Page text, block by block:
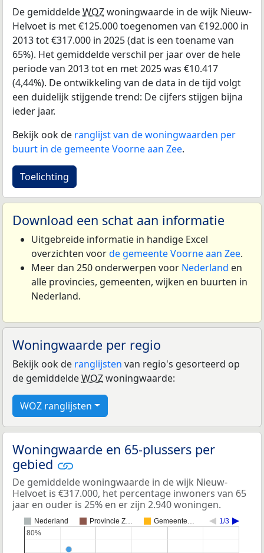
De gemiddeldeWOZwoningwaarde in de wijk Nieuw-
Helvoet is met €125.000 toegenomen van €192.000 in
2013 tot €317.000 in 2025 (dat is een toename van
65%). Het gemiddelde verschil per jaar over de hele
periode van 2013 tot en met 2025 was €10.417
(4,44%). De ontwikkeling van de data in de tijd volgt
een duidelijk stijgende trend: De cijfers stijgen bijna
ieder jaar.
Bekijk ook de ranglijst van de woningwaarden per
buurt in de gemeente Voorne aan Zee.
Toelichting
Download een schat aan informatie
Uitgebreide informatie in handige Excel
overzichten voorde gemeente Voorne aan Zee.
Meer dan 250 onderwerpen voor Nederland en
alle provincies, gemeenten, wijken en buurten in
Nederland.
Woningwaarde per regio
Bekijk ook de ranglijsten van regio's gesorteerd op
de gemiddeldeWOZwoningwaarde:
WOZ ranglijsten
Woningwaarde en 65-plussers per
gebied
De gemiddelde woningwaarde in de wijk Nieuw-
Helvoet is €317.000, het percentage inwoners van 65
jaar en ouder is 25% en er zijn 2.940 woningen.
Nederland Provincie Z… Gemeente… 1/3
80%
80%